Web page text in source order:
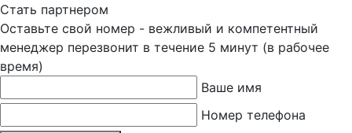
Стать партнером
Оставьте свой номер - вежливый и компетентный
менеджер перезвонит в течение 5 минут (в рабочее
время)
Ваше имя
Номер телефона